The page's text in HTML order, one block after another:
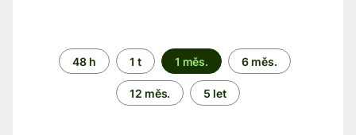
Časové
období
48 h 1 t 1 měs. 6 měs.
12 měs. 5 let